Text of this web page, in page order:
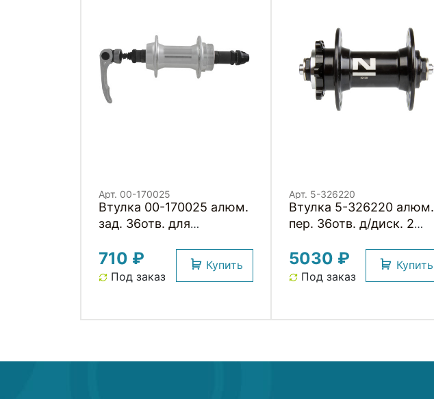
Арт. 00-170025
Втулка 00-170025 алюм.
зад. 36отв. для
135мм черн.
710 ₽
Под заказ
Купить
Арт. 5-326220
Втулка 5-326220 алюм.
пер. 36отв. д/диск. 2
эксцентр. черная
NOVATEС
5030 ₽
Под заказ
Купить